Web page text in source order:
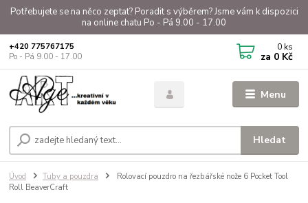
Potřebujete se na něco zeptat? Poradit s výběrem? Jsme vám k dispozici
na online chatu Po - Pá 9.00 - 17.00
Menu
Hledat
+420 775767175
Po - Pá 9.00 - 17.00
0 ks
za 0 Kč
Úvod Tuby a pouzdra
Rolovací pouzdro na řezbářské nože 6 Pocket Tool
Roll BeaverCraft